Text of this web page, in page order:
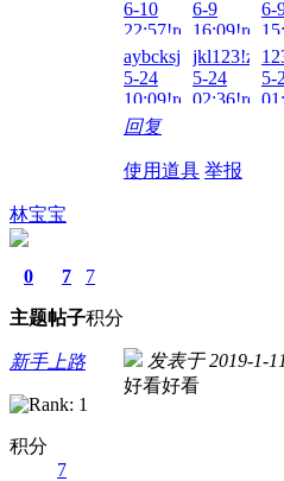
6-10
22:57!read!
6-9
16:09!read!
6-
aybcksj!zai!2026-
5-24
10:09!read!
5-24
02:36!read!
5-
回复
使用道具 举报
林宝宝
0
主题
7
帖子
7
积分
新手上路
积分
7
发表于 2019-1-
好看好看